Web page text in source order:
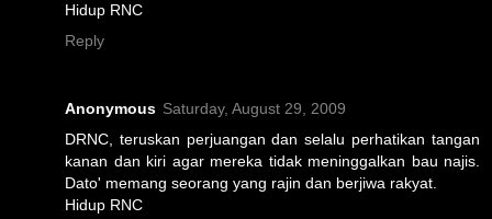
Hidup RNC
Reply
Anonymous Saturday, August 29, 2009
DRNC, teruskan perjuangan dan selalu perhatikan tangan
kanan dan kiri agar mereka tidak meninggalkan bau najis.
Dato' memang seorang yang rajin dan berjiwa rakyat.
Hidup RNC